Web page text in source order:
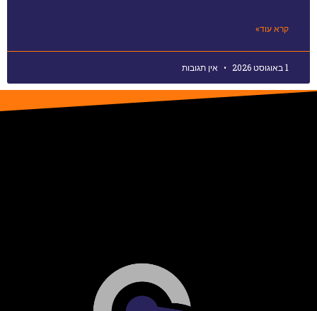
קרא עוד»
1 באוגוסט 2026 אין תגובות